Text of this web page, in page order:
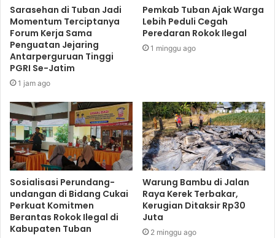
Sarasehan di Tuban Jadi
Momentum Terciptanya
Forum Kerja Sama
Penguatan Jejaring
Antarperguruan Tinggi
PGRI Se-Jatim
1 jam ago
Pemkab Tuban Ajak Warga
Lebih Peduli Cegah
Peredaran Rokok Ilegal
1 minggu ago
Sosialisasi Perundang-
undangan di Bidang Cukai
Perkuat Komitmen
Berantas Rokok Ilegal di
Kabupaten Tuban
Warung Bambu di Jalan
Raya Kerek Terbakar,
Kerugian Ditaksir Rp30
Juta
2 minggu ago